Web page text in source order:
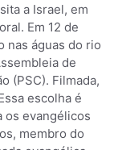
a Israel, em
Em 12 de
nas águas do rio
de
(PSC). Filmada,
escolha é
os evangélicos
membro do